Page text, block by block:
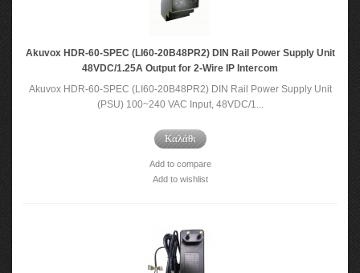
Akuvox HDR-60-SPEC (LI60-20B48PR2) DIN Rail Power Supply Unit
48VDC/1.25A Output for 2-Wire IP Intercom
Akuvox HDR-60-SPEC (LI60-20B48PR2) DIN Rail Power Supply Unit
(PSU) 100~240 VAC Input, 48VDC/1...
Καλάθι
Add to compare
Add to wishlist